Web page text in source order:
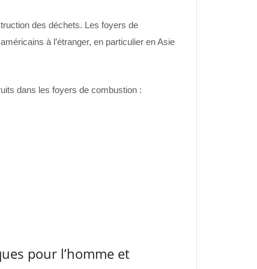
des déchets. Les foyers de
à l’étranger, en particulier en Asie
dans les foyers de combustion :
pour l’homme et